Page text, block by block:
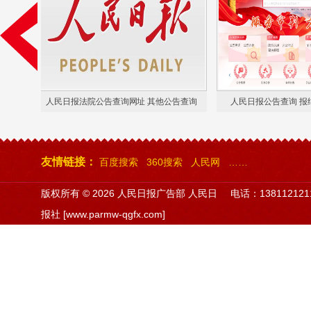
法院公告查询 人民日报法院公告查询网址 其他公告查询 人民日报
友情链接： 百度搜索 360搜索 人民网
版权所有 © 2026 人民日报广告部 人民日
报社 [www.parmw-qgfx.com]
电话：